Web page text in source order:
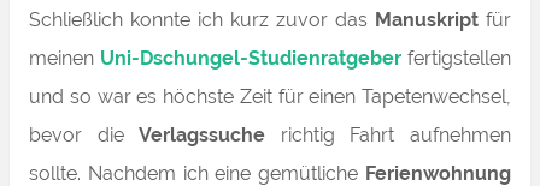
Schließlich konnte ich kurz zuvor das Manuskript für
meinen Uni-Dschungel-Studienratgeber fertigstellen
und so war es höchste Zeit für einen Tapetenwechsel,
bevor dieVerlagssuche richtig Fahrt aufnehmen
sollte. Nachdem ich eine gemütliche Ferienwohnung